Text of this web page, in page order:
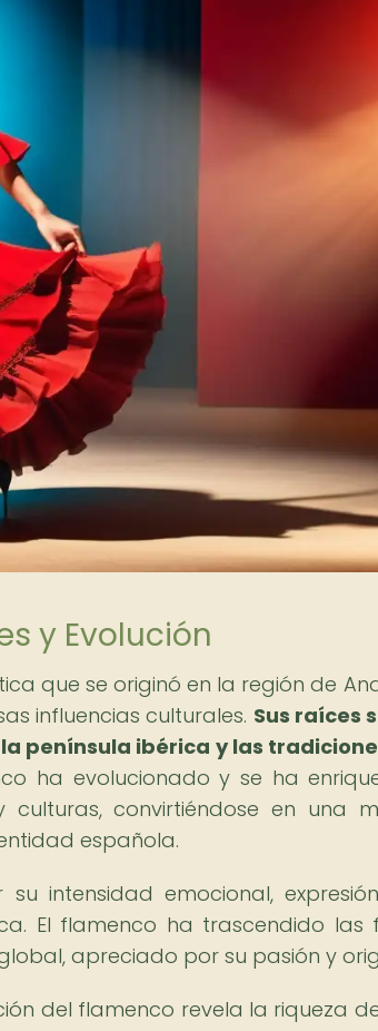
y Evolución
que se originó en la región de
influencias culturales. Sus raíces
península ibérica y las
ha evolucionado y se ha
convirtiéndose en una
española.
intensidad emocional,
El flamenco ha trascendido las
apreciado por su pasión y
del flamenco revela la riqueza